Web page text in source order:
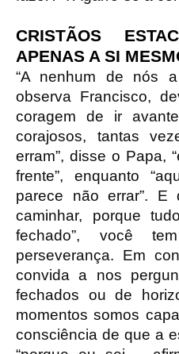
CRISTÃOS
APENAS A SI
“A nenhum de nós
observa Francisco,
coragem de ir
corajosos, tantas
erram”, disse o Papa,
frente”, enquanto
parece não errar”. E
caminhar, porque
fechado”, você
perseverança. Em
convida a nos
fechados ou de
momentos somos
consciência de que a